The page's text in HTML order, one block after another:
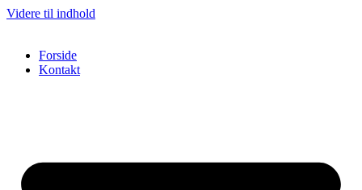
Videre til indhold
Forside
Kontakt